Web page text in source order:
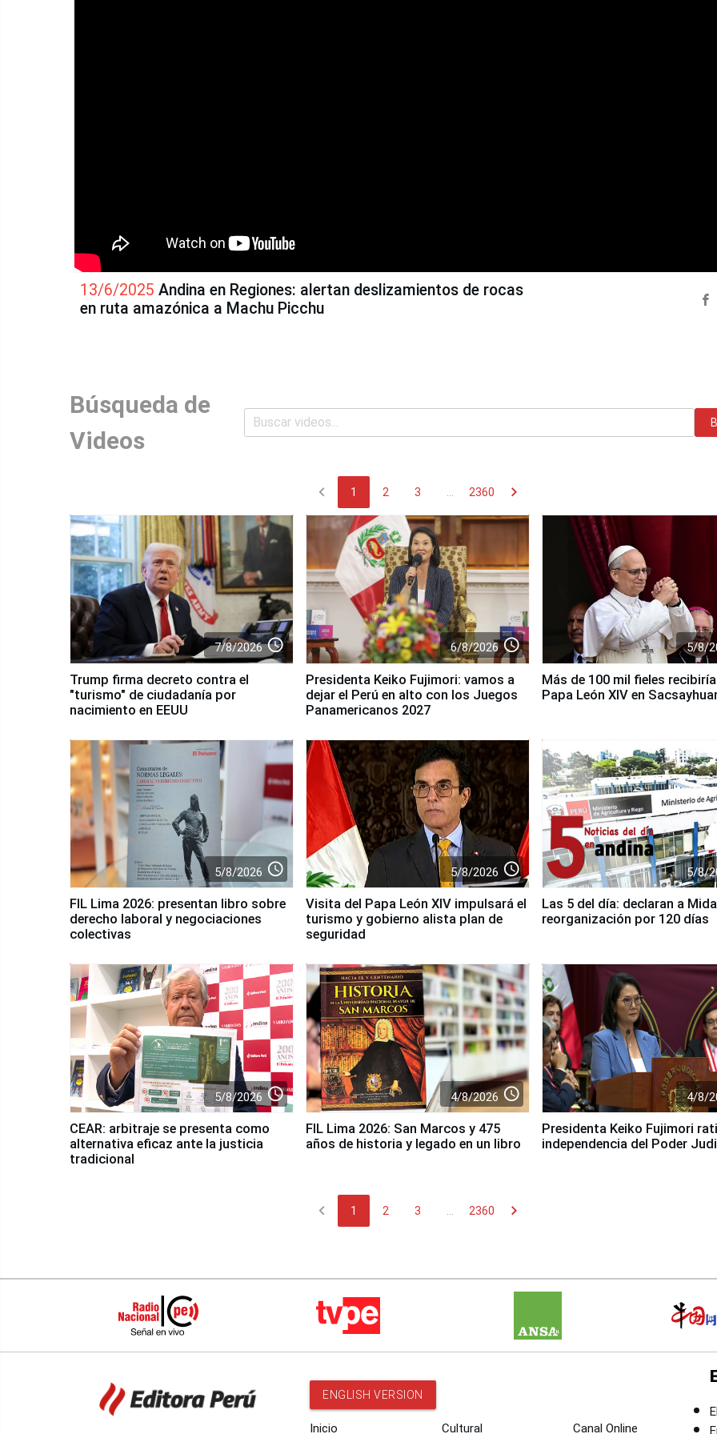
13/6/2025 Andina en Regiones: alertan deslizamientos de rocas
en ruta amazónica a Machu Picchu
Búsqueda de
Videos
chevron_left 1 2 3 ... 2360 chevron_right
7/8/2026 access_time
Trump firma decreto contra el
"turismo" de ciudadanía por
nacimiento en EEUU
6/8/2026 access_time
Presidenta Keiko Fujimori: vamos a
dejar el Perú en alto con los Juegos
Panamericanos 2027
5/8/
Más de 100 mil fieles
Papa León XIV en
5/8/2026 access_time
FIL Lima 2026: presentan libro sobre
derecho laboral y negociaciones
colectivas
5/8/2026 access_time
Visita del Papa León XIV impulsará el
turismo y gobierno alista plan de
seguridad
5/8/
Las 5 del día: declaran a
reorganización por 120 días
5/8/2026 access_time
CEAR: arbitraje se presenta como
alternativa eficaz ante la justicia
tradicional
4/8/2026 access_time
FIL Lima 2026: San Marcos y 475
años de historia y legado en un libro
4/8/
Presidenta Keiko Fujimori
independencia del Poder
chevron_left 1 2 3 2360 chevron_right
ENGLISH VERSION
Inicio Cultural Canal Online